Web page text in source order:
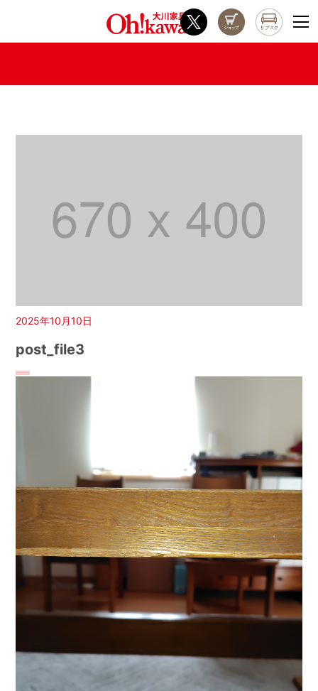
2025年10月10日
post_file3